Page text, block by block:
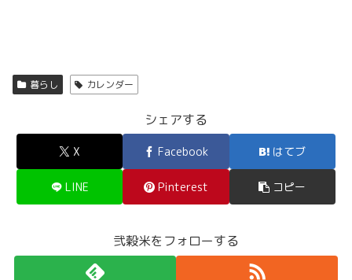
暮らし カレンダー
シェアする
X Facebook はてブ
LINE Pinterest コピー
弐穀米をフォローする